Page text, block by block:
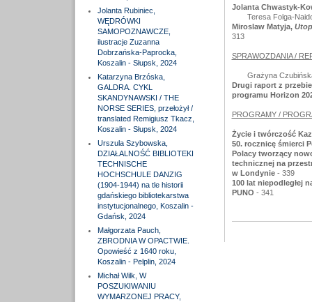
Jolanta Rubiniec,
WĘDRÓWKI
SAMOPOZNAWCZE,
ilustracje Zuzanna
Dobrzańska-Paprocka,
Koszalin - Słupsk, 2024
Katarzyna Brzóska,
GALDRA. CYKL
SKANDYNAWSKI / THE
NORSE SERIES, przełożył /
translated Remigiusz Tkacz,
Koszalin - Słupsk, 2024
Urszula Szybowska,
DZIAŁALNOŚĆ BIBLIOTEKI
TECHNISCHE
HOCHSCHULE DANZIG
(1904-1944) na tle historii
gdańskiego bibliotekarstwa
instytucjonalnego, Koszalin -
Gdańsk, 2024
Małgorzata Pauch,
ZBRODNIA W OPACTWIE.
Opowieść z 1640 roku,
Koszalin - Pelplin, 2024
Michał Wilk, W
POSZUKIWANIU
WYMARZONEJ PRACY,
Jolanta Chwastyk-
Teresa Folga-
Miroslaw Matyja,
313
SPRAWOZDANIA /
Grażyna
Drugi raport z
programu Horizon
PROGRAMY /
Życie i twórczość
50. rocznicę śmierci
Polacy tworzący
technicznej na
w Londynie- 339
100 lat niepodległej
PUNO - 341